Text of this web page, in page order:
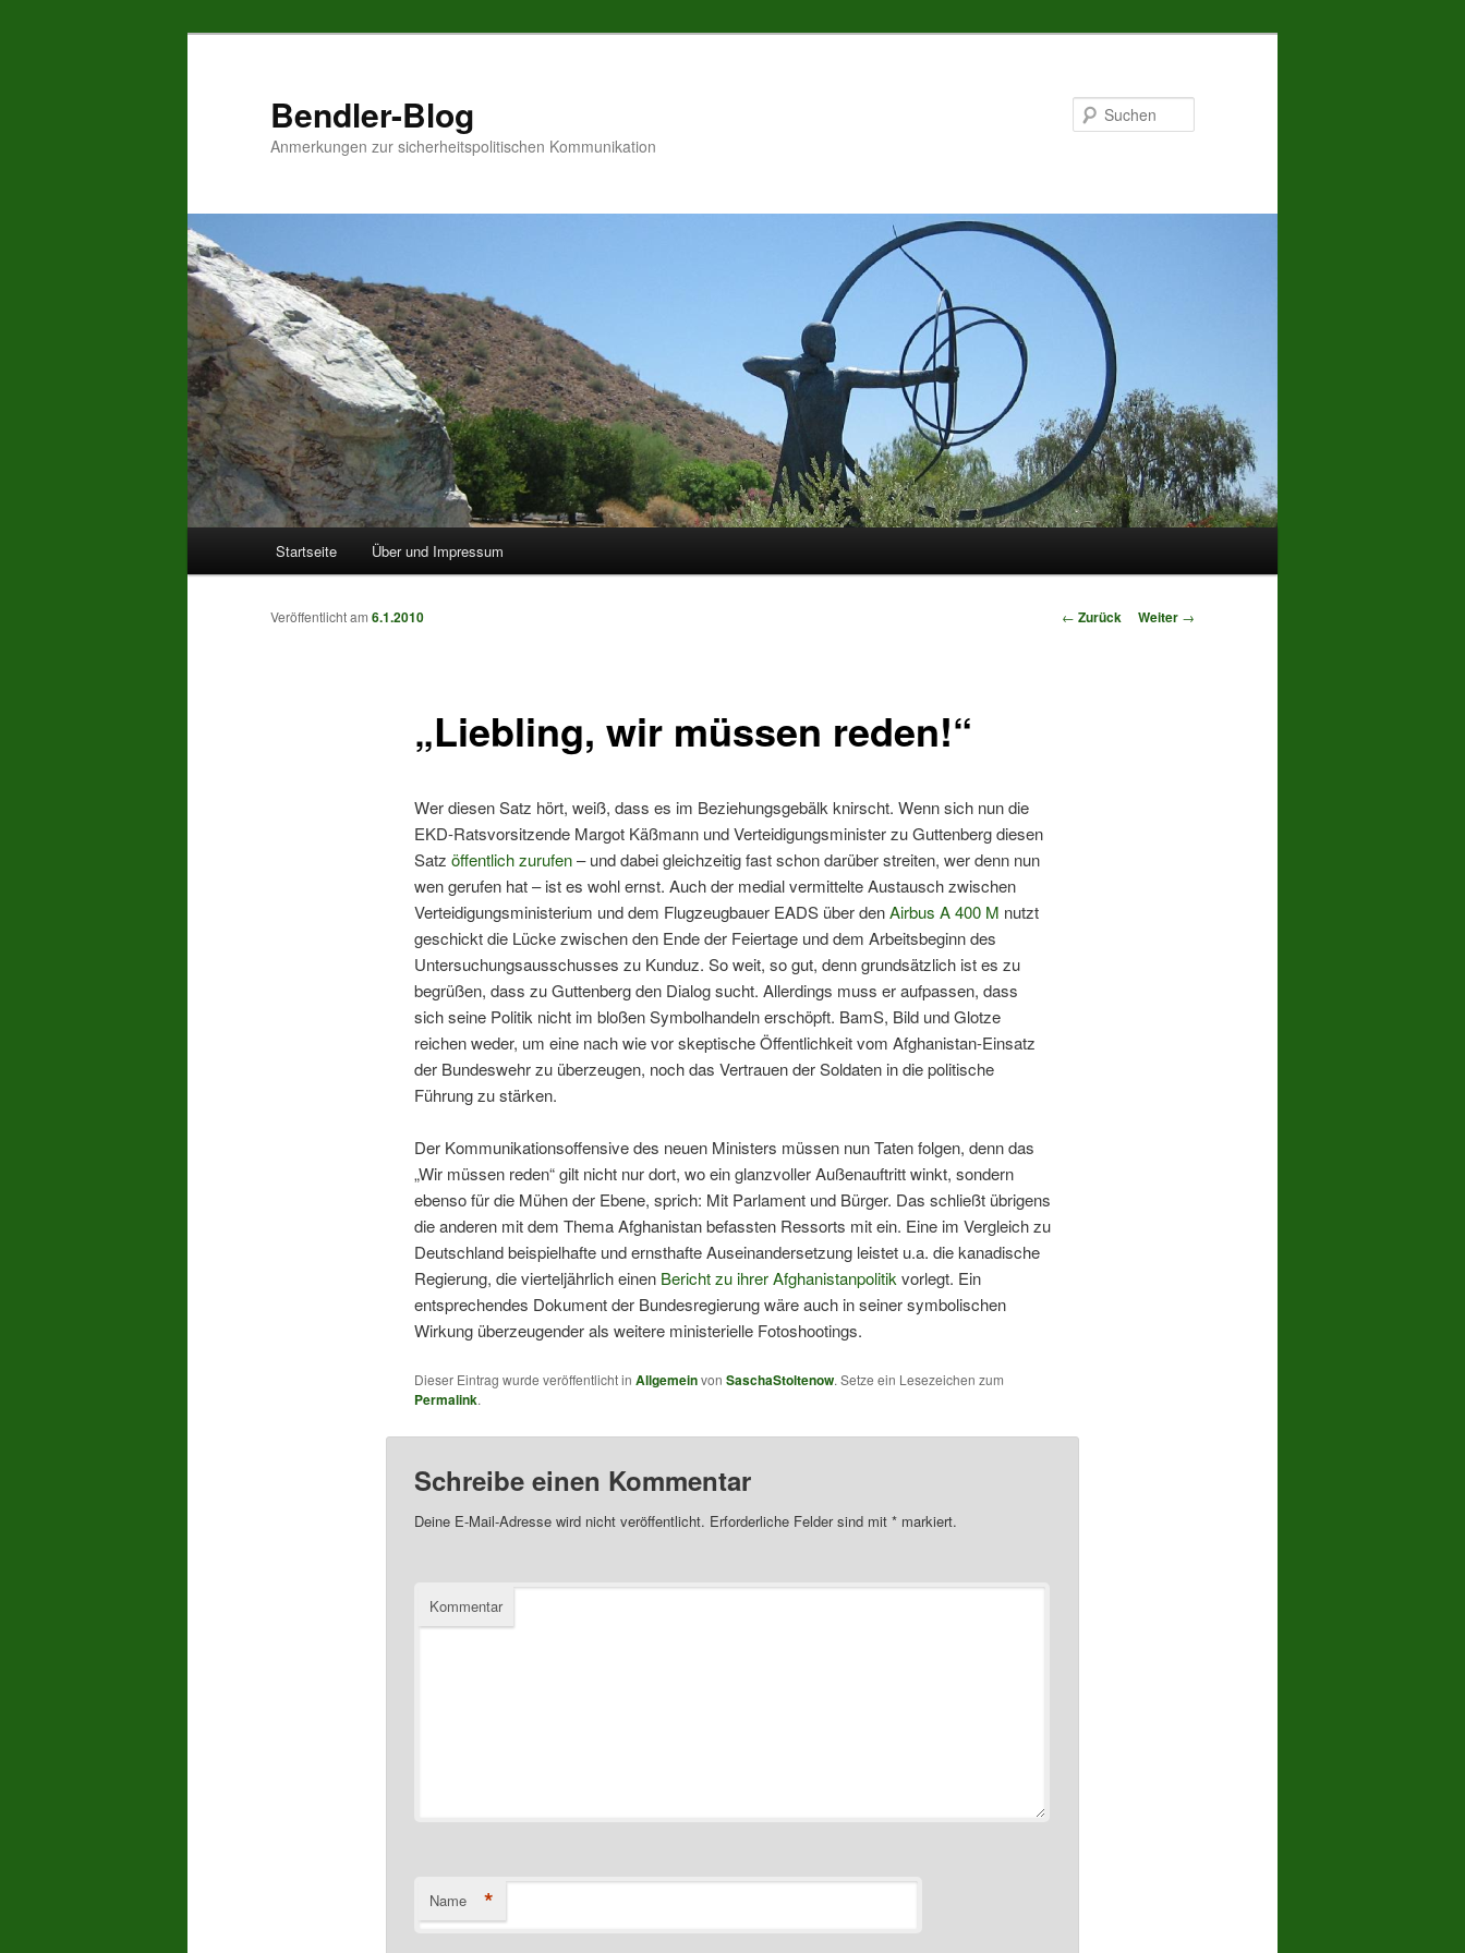
Bendler-Blog
Anmerkungen zur sicherheitspolitischen Kommunikation
Startseite Über und Impressum
Beitrags-
← Zurück Weiter →
„Liebling, wir müssen reden!“
Veröffentlicht am 6.1.2010
Wer diesen Satz hört, weiß, dass es im Beziehungsgebälk knirscht. Wenn sich nun die
EKD-Ratsvorsitzende Margot Käßmann und Verteidigungsminister zu Guttenberg diesen
Satz öffentlich zurufen– und dabei gleichzeitig fast schon darüber streiten, wer denn nun
wen gerufen hat – ist es wohl ernst. Auch der medial vermittelte Austausch zwischen
Verteidigungsministerium und dem Flugzeugbauer EADS über denAirbus A 400 M nutzt
geschickt die Lücke zwischen den Ende der Feiertage und dem Arbeitsbeginn des
Untersuchungsausschusses zu Kunduz. So weit, so gut, denn grundsätzlich ist es zu
begrüßen, dass zu Guttenberg den Dialog sucht. Allerdings muss er aufpassen, dass
sich seine Politik nicht im bloßen Symbolhandeln erschöpft. BamS, Bild und Glotze
reichen weder, um eine nach wie vor skeptische Öffentlichkeit vom Afghanistan-Einsatz
der Bundeswehr zu überzeugen, noch das Vertrauen der Soldaten in die politische
Führung zu stärken.
Der Kommunikationsoffensive des neuen Ministers müssen nun Taten folgen, denn das
„Wir müssen reden“ gilt nicht nur dort, wo ein glanzvoller Außenauftritt winkt, sondern
ebenso für die Mühen der Ebene, sprich: Mit Parlament und Bürger. Das schließt übrigens
die anderen mit dem Thema Afghanistan befassten Ressorts mit ein. Eine im Vergleich zu
Deutschland beispielhafte und ernsthafte Auseinandersetzung leistet u.a. die kanadische
Regierung, die vierteljährlich einen Bericht zu ihrer Afghanistanpolitik vorlegt. Ein
entsprechendes Dokument der Bundesregierung wäre auch in seiner symbolischen
Wirkung überzeugender als weitere ministerielle Fotoshootings.
Dieser Eintrag wurde veröffentlicht in Allgemeinvon SaschaStoltenow. Setze ein Lesezeichen zum
Permalink.
Schreibe einen Kommentar
Deine E-Mail-Adresse wird nicht veröffentlicht. Erforderliche Felder sind mit *markiert.
Kommentar
Name *